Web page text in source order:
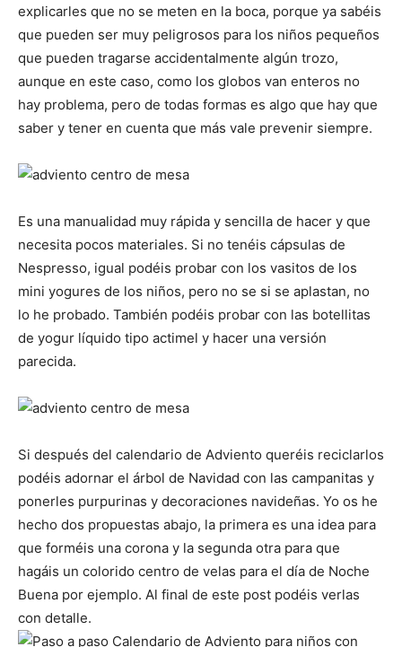
explicarles que no se meten en la boca, porque ya sabéis
que pueden ser muy peligrosos para los niños pequeños
que pueden tragarse accidentalmente algún trozo,
aunque en este caso, como los globos van enteros no
hay problema, pero de todas formas es algo que hay que
saber y tener en cuenta que más vale prevenir siempre.
Es una manualidad muy rápida y sencilla de hacer y que
necesita pocos materiales. Si no tenéis cápsulas de
Nespresso, igual podéis probar con los vasitos de los
mini yogures de los niños, pero no se si se aplastan, no
lo he probado. También podéis probar con las botellitas
de yogur líquido tipo actimel y hacer una versión
parecida.
Si después del calendario de Adviento queréis reciclarlos
podéis adornar el árbol de Navidad con las campanitas y
ponerles purpurinas y decoraciones navideñas. Yo os he
hecho dos propuestas abajo, la primera es una idea para
que forméis una corona y la segunda otra para que
hagáis un colorido centro de velas para el día de Noche
Buena por ejemplo. Al final de este post podéis verlas
con detalle.